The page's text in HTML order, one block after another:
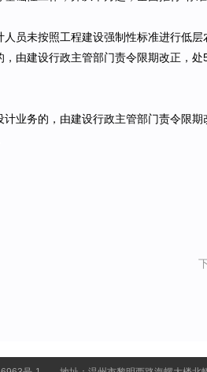
员未按照工程建设强制性标准进行低
，由建设行政主管部门责令限期改正，
计业务的，由建设行政主管部门责令限